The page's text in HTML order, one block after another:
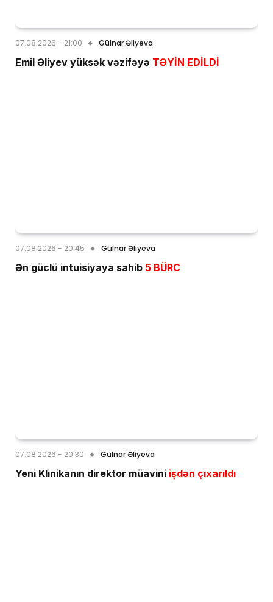
07.08.2026 - 21:00 Gülnar Əliyeva
Emil Əliyev yüksək vəzifəyə TƏYİN EDİLDİ
07.08.2026 - 20:45 Gülnar Əliyeva
Ən güclü intuisiyaya sahib 5 BÜRC
07.08.2026 - 20:30 Gülnar Əliyeva
Yeni Klinikanın direktor müavini işdən çıxarıldı